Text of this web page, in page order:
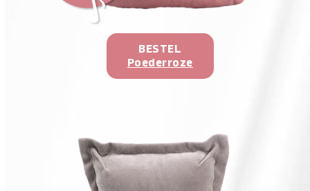
BESTEL
Poederroze